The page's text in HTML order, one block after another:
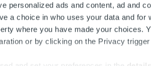
personalized ads and content, ad and
a choice in who uses your data and for
where you have made your choices.
or by clicking on the Privacy trigger
koulutuksen lisäksi vahvaa
ja kykyä työskennellä
työehtosopimuksista.
korkealaatuista palvelua, joten hyvän